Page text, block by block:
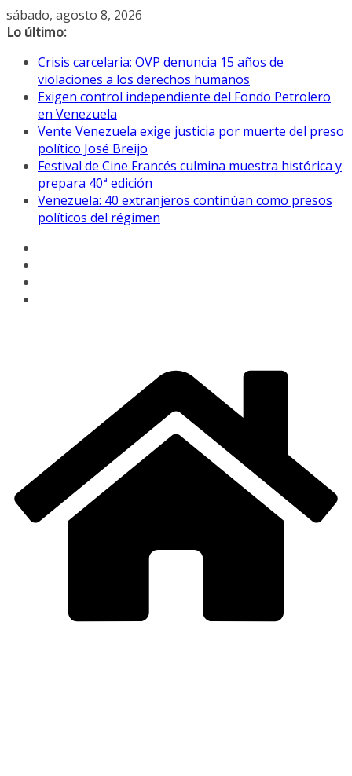
Saltar
al
sábado, agosto 8, 2026
Lo último:
Crisis carcelaria: OVP denuncia 15 años de
violaciones a los derechos humanos
Exigen control independiente del Fondo Petrolero
en Venezuela
Vente Venezuela exige justicia por muerte del preso
político José Breijo
Festival de Cine Francés culmina muestra histórica y
prepara 40ª edición
Venezuela: 40 extranjeros continúan como presos
políticos del régimen